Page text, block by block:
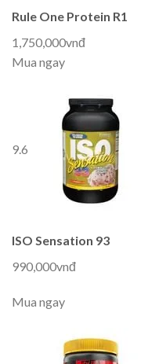
Rule One Protein R1
1,750,000vnđ
Mua ngay
9.6
ISO Sensation 93
990,000vnđ
Mua ngay